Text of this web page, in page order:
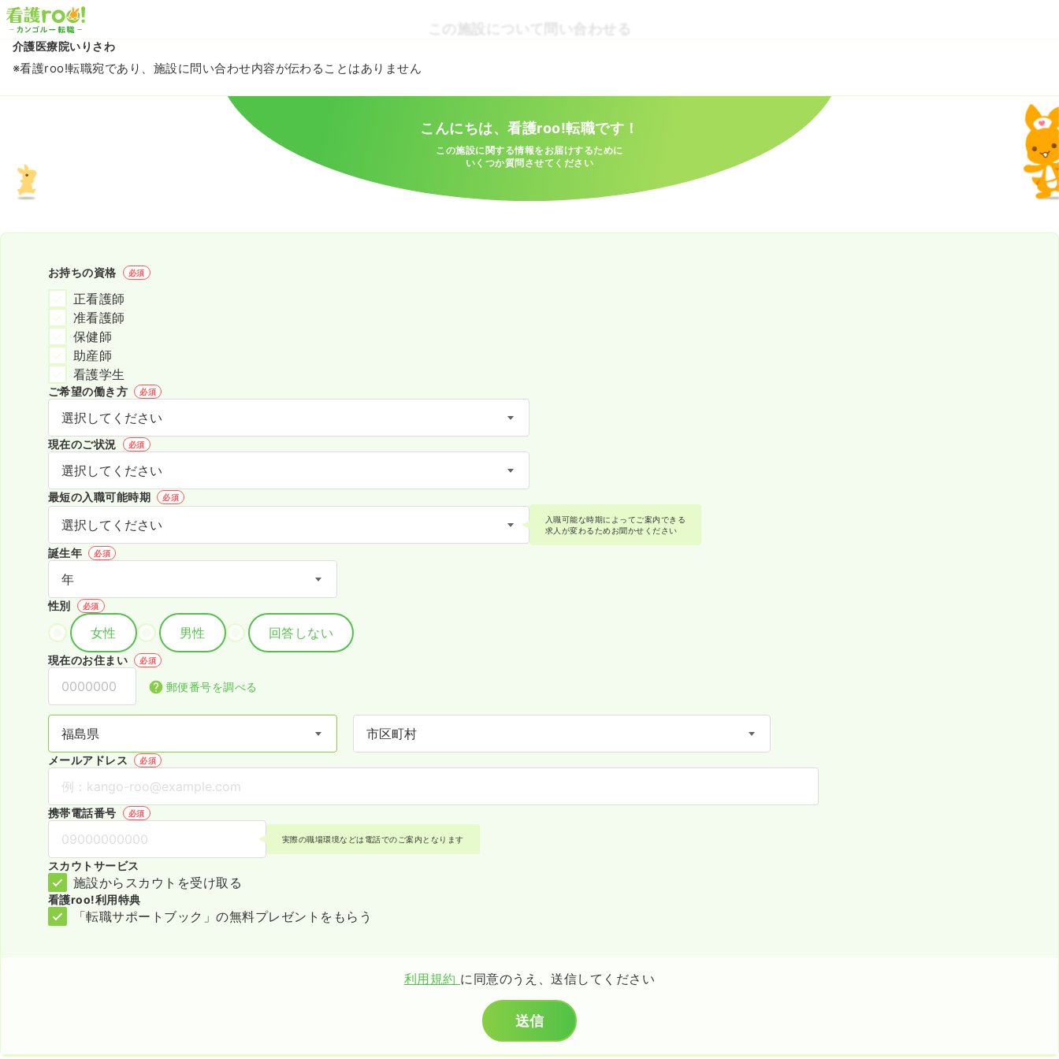
この施設について問い合わせる
介護医療院いりさわ
※看護roo!転職宛であり、施設に問い合わせ内容が伝わることはありません
こんにちは、看護roo!転職です！
この施設に関する情報をお届けするために
いくつか質問させてください
お持ちの資格 必須
正看護師
准看護師
保健師
助産師
看護学生
ご希望の働き方 必須
現在のご状況 必須
最短の入職可能時期 必須
入職可能な時期によってご案内できる
求人が変わるためお聞かせください
誕生年 必須
性別 必須
女性 男性 回答しない
現在のお住まい 必須
郵便番号を調べる
メールアドレス 必須
携帯電話番号 必須
実際の職場環境などは電話でのご案内となります
スカウトサービス
施設からスカウトを受け取る
看護roo!利用特典
「転職サポートブック」の無料プレゼントをもらう
利用規約 に同意のうえ、送信してください
送信